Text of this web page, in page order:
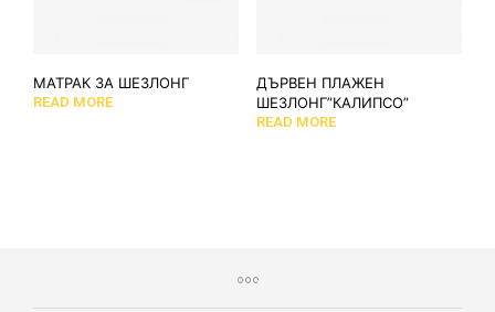
МАТРАК ЗА ШЕЗЛОНГ
READ MORE
ДЪРВЕН ПЛАЖЕН
ШЕЗЛОНГ”КАЛИПСО”
READ MORE